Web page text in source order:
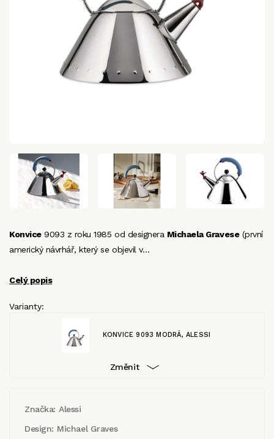
Konvice9093 z roku 1985 od designera Michaela Gravese(první
americký návrhář, který se objevil v…
Celý popis
Varianty:
KONVICE 9093 MODRÁ, ALESSI
Změnit
Značka: Alessi
Design: Michael Graves